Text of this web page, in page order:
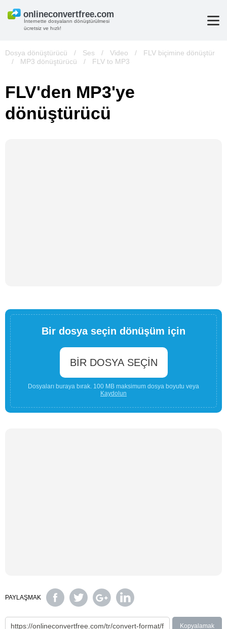
İnternette dosyaların dönüştürülmesi
ücretsiz ve hızlı!
Dosya dönüştürücü / Ses / Video /
FLV biçimine dönüştür
/
MP3 dönüştürücü / FLV to MP3
FLV'den MP3'ye
dönüştürücü
Bir dosya seçin dönüşüm için
BIR DOSYA SEÇIN
Dosyaları buraya bırak. 100 MB maksimum dosya boyutu veya
Kaydolun
PAYLAŞMAK
Kopyalamak